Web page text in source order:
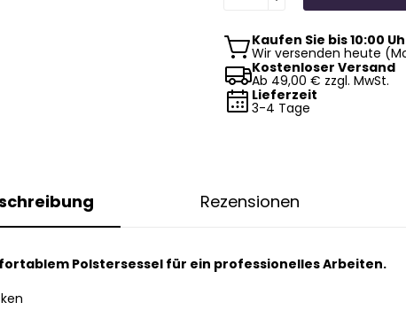
Kaufen Sie bis 10:00
Wir versenden heute
Kostenloser Versand
Ab 49,00 € zzgl. MwSt.
Lieferzeit
3-4 Tage
Rezensionen
Polstersessel für ein professionelles Arbeiten.